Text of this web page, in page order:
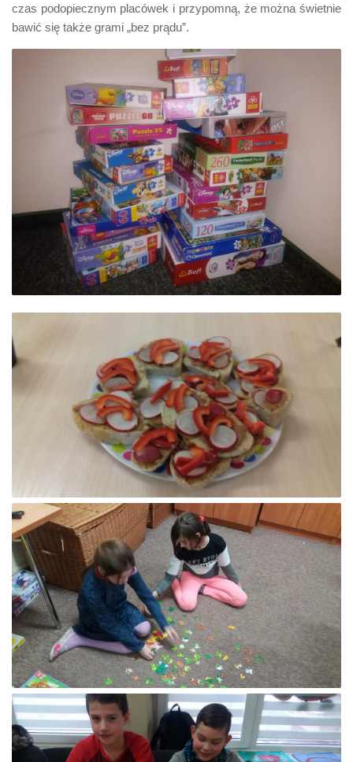
czas podopiecznym placówek i przypomną, że można świetnie
bawić się także grami „bez prądu”.